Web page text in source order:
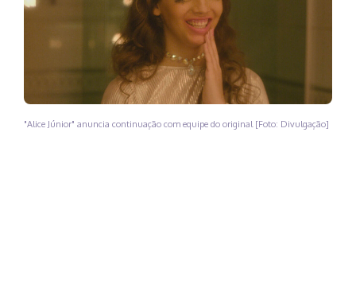
"Alice Júnior" anuncia continuação com equipe do original [Foto: Divulgação]